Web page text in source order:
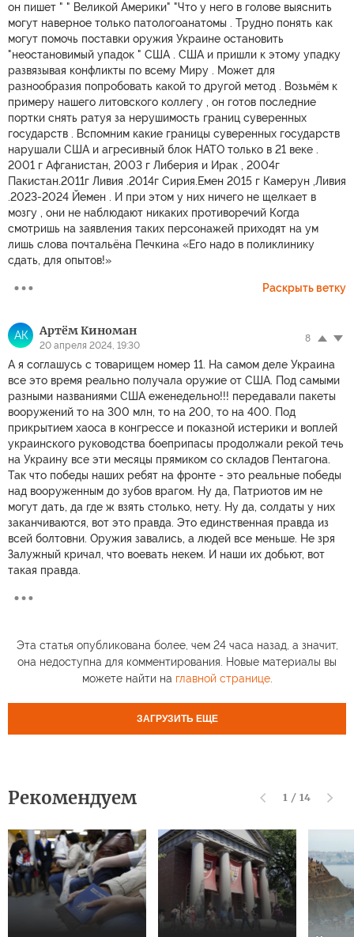
он пишет " " Великой Америки" "Что у него в голове выяснить
могут наверное только патологоанатомы . Трудно понять как
могут помочь поставки оружия Украине остановить
"неостановимый упадок " США . США и пришли к этому упадку
развязывая конфликты по всему Миру . Может для
разнообразия попробовать какой то другой метод . Возьмём к
примеру нашего литовского коллегу , он готов последние
портки снять ратуя за нерушимость границ суверенных
государств . Вспомним какие границы суверенных государств
нарушали США и агресивный блок НАТО только в 21 веке .
2001 г Афганистан, 2003 г Либерия и Ирак , 2004г
Пакистан.2011г Ливия .2014г Сирия.Емен 2015 г Камерун ,Ливия
.2023-2024 Йемен . И при этом у них ничего не щелкает в
мозгу , они не наблюдают никаких противоречий Когда
смотришь на заявления таких персонажей приходят на ум
лишь слова почтальёна Печкина «Его надо в поликлинику
сдать, для опытов!»
Раскрыть ветку
АК Артём Киноман
20 апреля 2024, 19:30
8
А я соглашусь с товарищем номер 11. На самом деле Украина
все это время реально получала оружие от США. Под самыми
разными названиями США еженедельно!!! передавали пакеты
вооружений то на 300 млн, то на 200, то на 400. Под
прикрытием хаоса в конгрессе и показной истерики и воплей
украинского руководства боеприпасы продолжали рекой течь
на Украину все эти месяцы прямиком со складов Пентагона.
Так что победы наших ребят на фронте - это реальные победы
над вооруженным до зубов врагом. Ну да, Патриотов им не
могут дать, да где ж взять столько, нету. Ну да, солдаты у них
заканчиваются, вот это правда. Это единственная правда из
всей болтовни. Оружия завались, а людей все меньше. Не зря
Залужный кричал, что воевать некем. И наши их добьют, вот
такая правда.
Эта статья опубликована более, чем 24 часа назад, а значит,
она недоступна для комментирования. Новые материалы вы
можете найти на главной странице.
ЗАГРУЗИТЬ ЕЩЕ
Рекомендуем 1 / 14